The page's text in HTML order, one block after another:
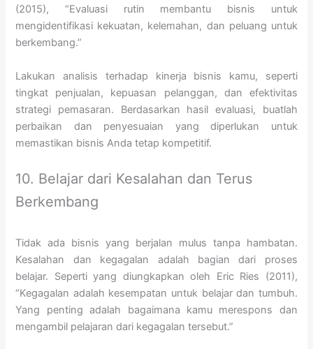
(2015), “Evaluasi rutin membantu bisnis untuk
mengidentifikasi kekuatan, kelemahan, dan peluang untuk
berkembang.”
Lakukan analisis terhadap kinerja bisnis kamu, seperti
tingkat penjualan, kepuasan pelanggan, dan efektivitas
strategi pemasaran. Berdasarkan hasil evaluasi, buatlah
perbaikan dan penyesuaian yang diperlukan untuk
memastikan bisnis Anda tetap kompetitif.
10. Belajar dari Kesalahan dan Terus
Berkembang
Tidak ada bisnis yang berjalan mulus tanpa hambatan.
Kesalahan dan kegagalan adalah bagian dari proses
belajar. Seperti yang diungkapkan oleh Eric Ries (2011),
“Kegagalan adalah kesempatan untuk belajar dan tumbuh.
Yang penting adalah bagaimana kamu merespons dan
mengambil pelajaran dari kegagalan tersebut.”